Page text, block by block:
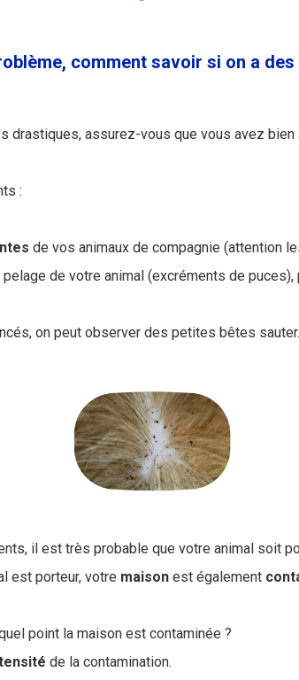
comment savoir si on a
drastiques, assurez-vous que vous avez
:
de vos animaux de compagnie (attention
pelage de votre animal (excréments de puces),
on peut observer des petites bêtes sauter.
il est très probable que votre animal soit
est porteur, votre maison est également
point la maison est contaminée ?
de la contamination.